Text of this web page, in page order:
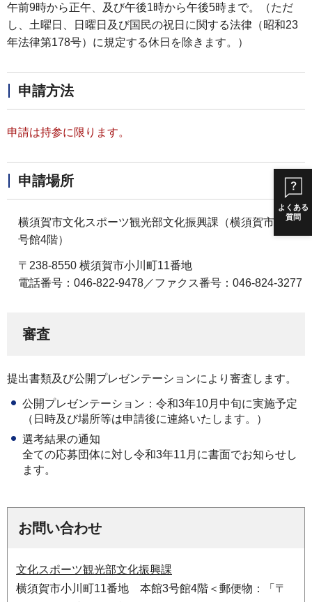
よくある
質問
午前9時から正午、及び午後1時から午後5時まで。（ただ
し、土曜日、日曜日及び国民の祝日に関する法律（昭和23
年法律第178号）に規定する休日を除きます。）
申請方法
申請は持参に限ります。
申請場所
横須賀市文化スポーツ観光部文化振興課（横須賀市役所3
号館4階）
〒238-8550 横須賀市小川町11番地
電話番号：046-822-9478／ファクス番号：046-824-3277
審査
提出書類及び公開プレゼンテーションにより審査します。
公開プレゼンテーション：令和3年10月中旬に実施予定
（日時及び場所等は申請後に連絡いたします。）
選考結果の通知
全ての応募団体に対し令和3年11月に書面でお知らせし
ます。
お問い合わせ
文化スポーツ観光部文化振興課
横須賀市小川町11番地 本館3号館4階＜郵便物：「〒